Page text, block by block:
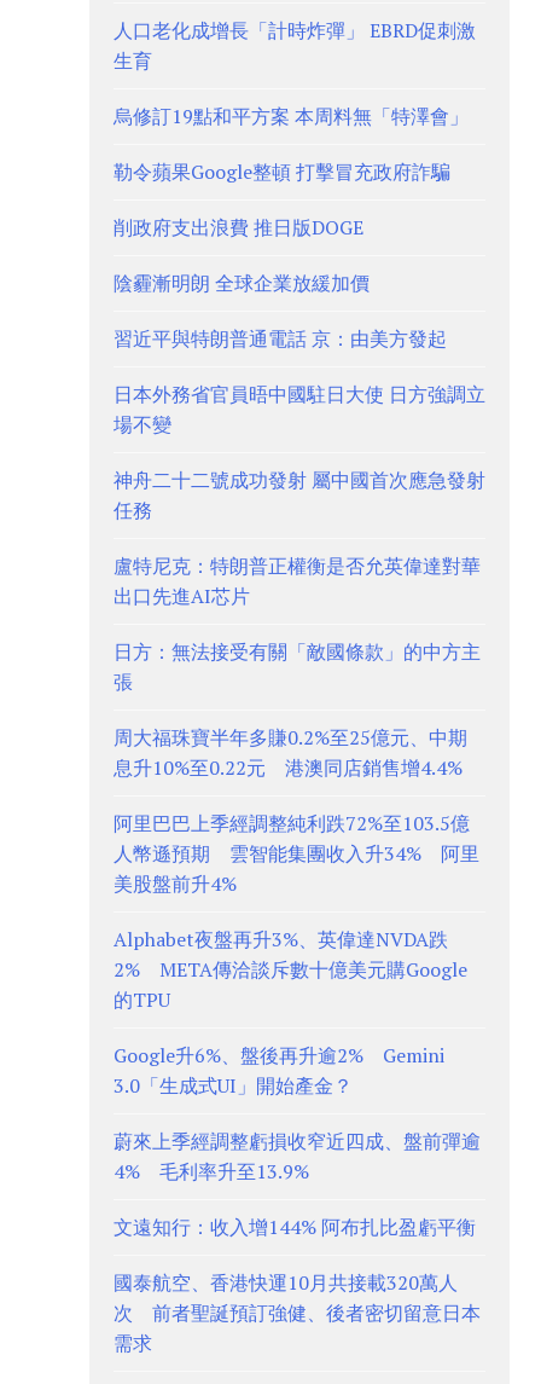
人口老化成增長「計時炸彈」 EBRD促刺激
生育
烏修訂19點和平方案 本周料無「特澤會」
勒令蘋果Google整頓 打擊冒充政府詐騙
削政府支出浪費 推日版DOGE
陰霾漸明朗 全球企業放緩加價
習近平與特朗普通電話 京：由美方發起
日本外務省官員晤中國駐日大使 日方強調立
場不變
神舟二十二號成功發射 屬中國首次應急發射
任務
盧特尼克：特朗普正權衡是否允英偉達對華
出口先進AI芯片
日方：無法接受有關「敵國條款」的中方主
張
周大福珠寶半年多賺0.2%至25億元、中期
息升10%至0.22元 港澳同店銷售增4.4%
阿里巴巴上季經調整純利跌72%至103.5億
人幣遜預期 雲智能集團收入升34% 阿里
美股盤前升4%
Alphabet夜盤再升3%、英偉達NVDA跌
2% META傳洽談斥數十億美元購Google
的TPU
Google升6%、盤後再升逾2% Gemini
3.0「生成式UI」開始產金？
蔚來上季經調整虧損收窄近四成、盤前彈逾
4% 毛利率升至13.9%
文遠知行：收入增144% 阿布扎比盈虧平衡
國泰航空、香港快運10月共接載320萬人
次 前者聖誕預訂強健、後者密切留意日本
需求